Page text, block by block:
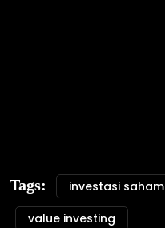
Tags: investasi saham
value investing